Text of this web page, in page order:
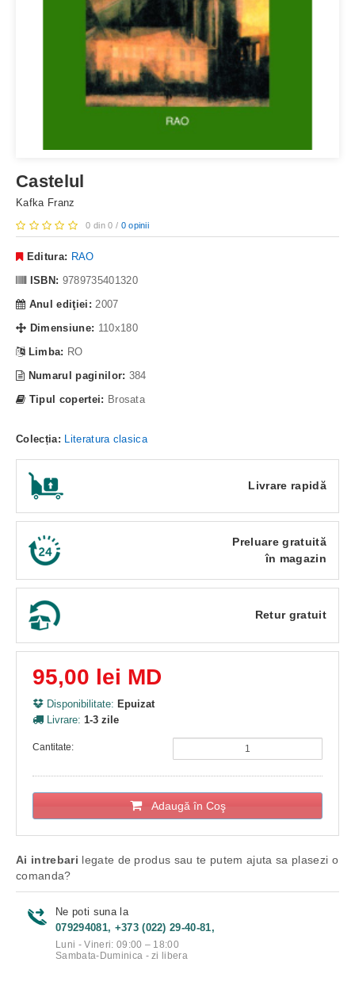
Castelul
Kafka Franz
0 din 0 / 0 opinii
Editura: RAO
ISBN: 9789735401320
Anul ediţiei: 2007
Dimensiune: 110x180
Limba: RO
Numarul paginilor: 384
Tipul copertei: Brosata
Colecția: Literatura clasica
Livrare rapidă
Preluare gratuită
în magazin
Retur gratuit
95,00 lei MD
Disponibilitate: Epuizat
Livrare: 1-3 zile
Cantitate:
Adaugă în Coş
Ai intrebari legate de produs sau te putem ajuta sa plasezi o
comanda?
Ne poti suna la
079294081, +373 (022) 29-40-81,
Luni - Vineri: 09:00 – 18:00
Sambata-Duminica - zi libera